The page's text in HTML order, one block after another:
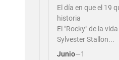
El día en que el 19
historia
El "Rocky" de la
Sylvester Stallon...
Junio—1